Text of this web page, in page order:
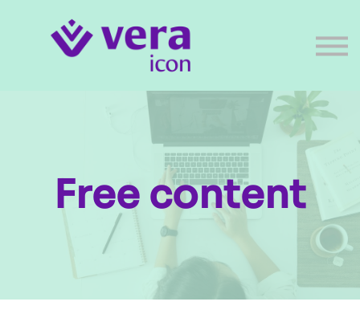
Cursussen
Memberships
Test 15 dagen gratis
Free content
Gratis proeflidmaatschap!
Krijg 15 dagen lang volledig gratis
toegang tot al onze lidmaatschappen.